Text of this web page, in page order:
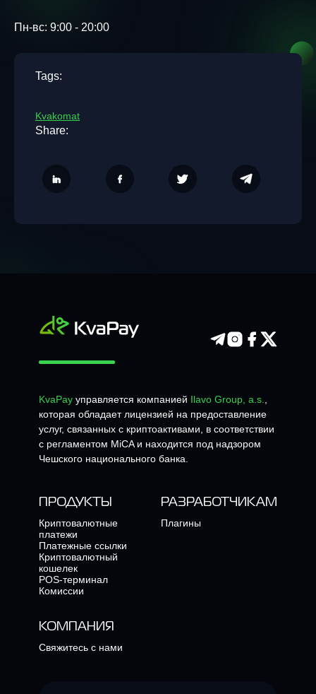
Пн-вс: 9:00 - 20:00
Tags:
Kvakomat
Share:
KvaPay управляется компанией Ilavo Group, a.s.
которая обладает лицензией на предоставление
услуг, связанных с криптоактивами, в соответствии
с регламентом MiCA и находится под надзором
Чешского национального банка.
ПРОДУКТЫ
Криптовалютные
платежи
Платежные ссылки
Криптовалютный
кошелек
POS-терминал
Комиссии
РАЗРАБОТЧИКАМ
Плагины
КОМПАНИЯ
Свяжитесь с нами